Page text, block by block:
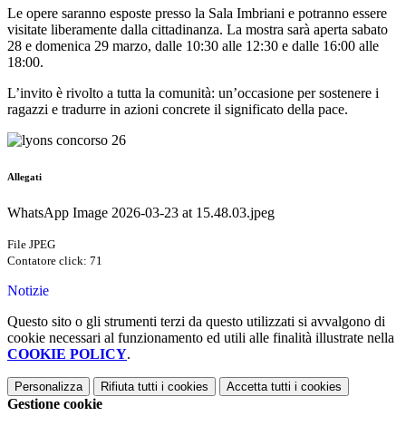
Le opere saranno esposte presso la Sala Imbriani e potranno essere
visitate liberamente dalla cittadinanza. La mostra sarà aperta sabato
28 e domenica 29 marzo, dalle 10:30 alle 12:30 e dalle 16:00 alle
18:00.
L’invito è rivolto a tutta la comunità: un’occasione per sostenere i
ragazzi e tradurre in azioni concrete il significato della pace.
Allegati
WhatsApp Image 2026-03-23 at 15.48.03.jpeg
File JPEG
Contatore click: 71
Notizie
Questo sito o gli strumenti terzi da questo utilizzati si avvalgono di
cookie necessari al funzionamento ed utili alle finalità illustrate nella
COOKIE POLICY.
Personalizza Rifiuta tutti i cookies Accetta tutti i cookies
Gestione cookie